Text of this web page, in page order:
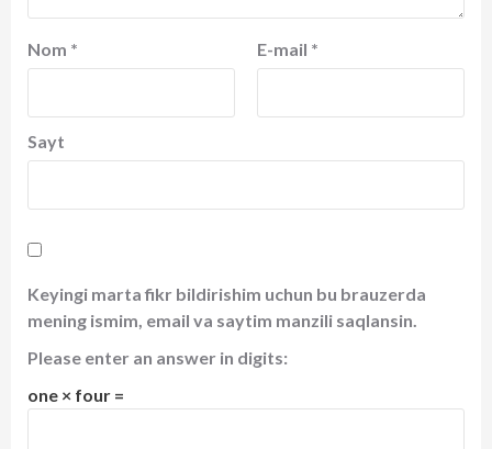
Nom * E-mail *
Sayt
Keyingi marta fikr bildirishim uchun bu brauzerda
mening ismim, email va saytim manzili saqlansin.
Please enter an answer in digits:
one × four =